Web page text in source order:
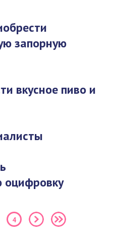
запорную
вкусное пиво и
оцифровку
4